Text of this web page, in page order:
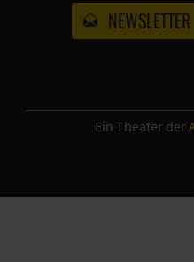
NEWSLETTER
Ein Theater der